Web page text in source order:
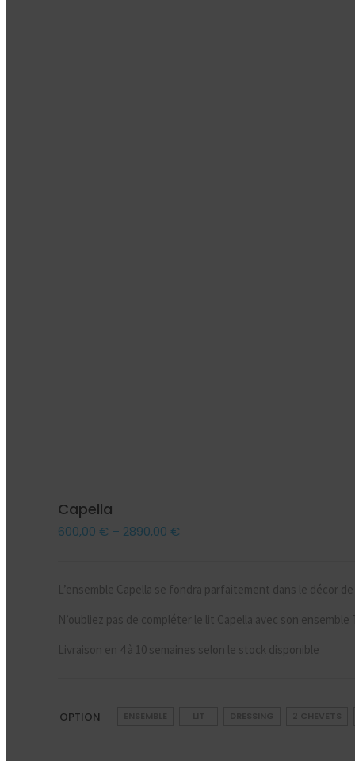
Capella
600,00 € – 2890,00 €
L’ensemble Capella se fondra parfaitement dans le décor
N’oubliez pas de compléter le lit Capella avec son ensemble
Livraison en 4 à 10 semaines selon le stock disponible
OPTION